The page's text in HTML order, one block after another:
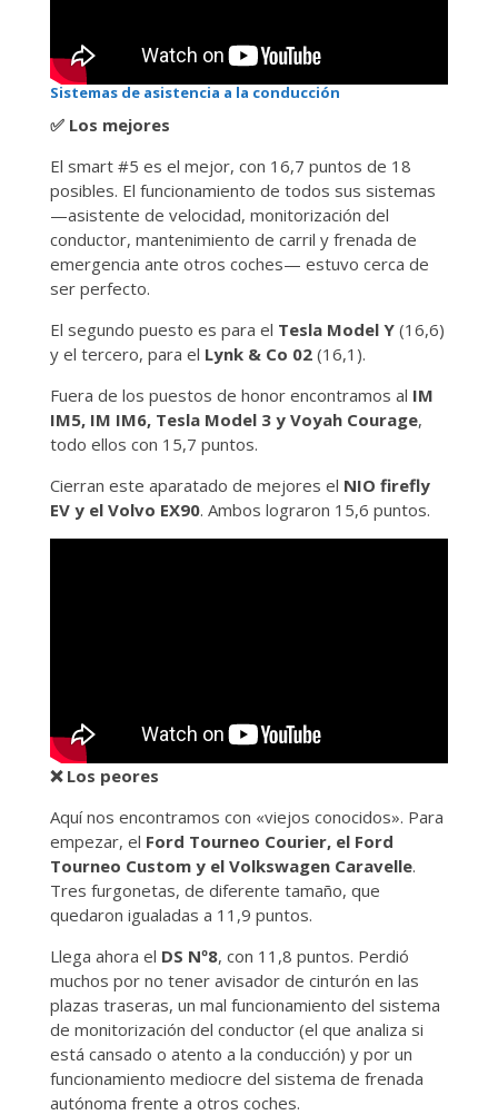
Sistemas de asistencia a la conducción
✅ Los mejores
El smart #5 es el mejor, con 16,7 puntos de 18
posibles. El funcionamiento de todos sus sistemas
—asistente de velocidad, monitorización del
conductor, mantenimiento de carril y frenada de
emergencia ante otros coches— estuvo cerca de
ser perfecto.
El segundo puesto es para el Tesla Model Y(16,6)
y el tercero, para el Lynk & Co 02(16,1).
Fuera de los puestos de honor encontramos al IM
IM5, IM IM6, Tesla Model 3 y Voyah Courage,
todo ellos con 15,7 puntos.
Cierran este aparatado de mejores el NIO firefly
EV y el Volvo EX90. Ambos lograron 15,6 puntos.
❌ Los peores
Aquí nos encontramos con «viejos conocidos». Para
empezar, el Ford Tourneo Courier, el Ford
Tourneo Custom y el Volkswagen Caravelle.
Tres furgonetas, de diferente tamaño, que
quedaron igualadas a 11,9 puntos.
Llega ahora el DS Nº8, con 11,8 puntos. Perdió
muchos por no tener avisador de cinturón en las
plazas traseras, un mal funcionamiento del sistema
de monitorización del conductor (el que analiza si
está cansado o atento a la conducción) y por un
funcionamiento mediocre del sistema de frenada
autónoma frente a otros coches.